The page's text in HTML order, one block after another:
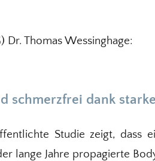
Dr. Thomas Wessinghage:
schmerzfrei dank
Studie zeigt, dass
lange Jahre propagierte